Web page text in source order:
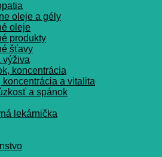
oleje a gély
oleje
produkty
šťavy
výživa
koncentrácia
koncentrácia a vitalita
a spánok
lekárnička